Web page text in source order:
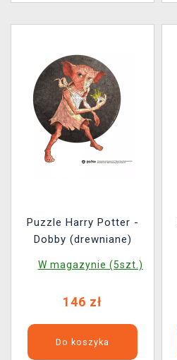
Puzzle Harry Potter -
Dobby (drewniane)
W magazynie (5szt.)
146 zł
Do koszyka